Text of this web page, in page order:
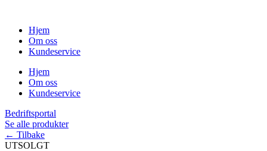
innholdetHjem
Om oss
Kundeservice
Hjem
Om oss
Kundeservice
Bedriftsportal
Se alle produkter
← Tilbake
UTSOLGT